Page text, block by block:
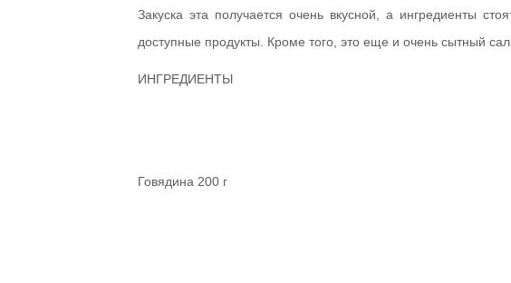
Закуска эта получается очень вкусной, а ингредиенты
доступные продукты. Кроме того, это еще и очень сытный
ИНГРЕДИЕНТЫ
Говядина 200 г